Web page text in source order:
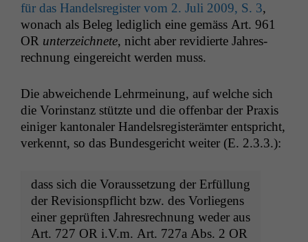
für das Han­del­sreg­is­ter vom 2. Juli 2009, S. 3,
wonach als Beleg lediglich eine gemäss Art. 961
OR unterze­ich­nete, nicht aber rev­i­dierte Jahres­
rech­nung ein­gere­icht wer­den muss.
Die abwe­ichende Lehrmei­n­ung, auf welche sich
die Vorin­stanz stützte und die offen­bar der Prax­is
einiger kan­tonaler Han­del­sreg­is­terämter entspricht,
verken­nt, so das Bun­des­gericht weit­er (E. 2.3.3.):
dass sich die Voraus­set­zung der Erfül­lung
der Revi­sion­spflicht bzw. des Vor­liegens
ein­er geprüften Jahres­rech­nung wed­er aus
Art. 727 OR i.V.m. Art. 727a Abs. 2 OR